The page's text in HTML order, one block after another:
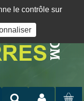
version
le contrôle sur